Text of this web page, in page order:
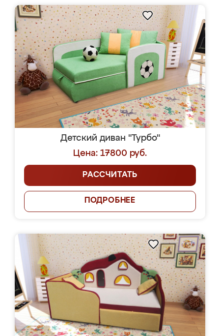
Детский диван "Турбо"
Цена: 17800 руб.
РАССЧИТАТЬ
ПОДРОБНЕЕ